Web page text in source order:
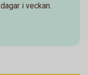
i veckan.